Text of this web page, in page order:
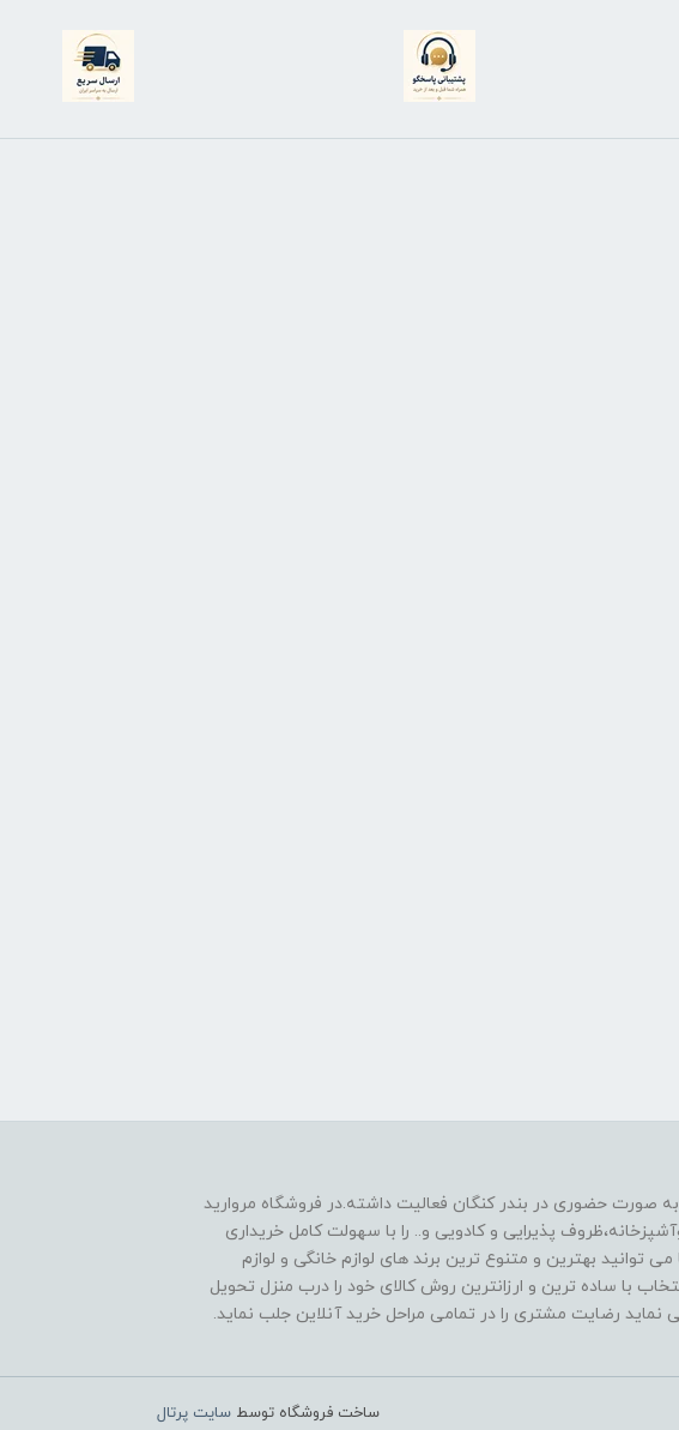
فروشگاه مروارید کنگان از سال 1390به صورت حضوری در بندر کنگان فعالیت داشته.در فروشگاه مروارید
پذیرایی و کادویی و.. را با سهولت کامل خریداری
توانید بهترین و متنوع ترین برند های لوازم خانگی و لوازم
با ساده ترین و ارزانترین روش کالای خود را درب منزل تحویل
رضایت مشتری را در تمامی مراحل خرید آنلاین جلب نماید.
ساخت فروشگاه توسط سایت پرتال